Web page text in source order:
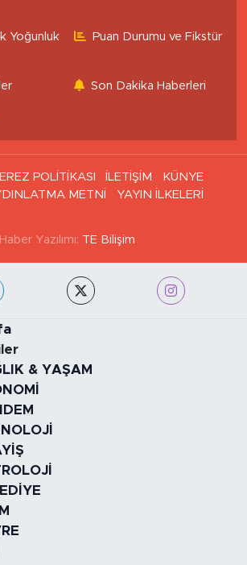
Yoğunluk
Puan Durumu ve Fikstür
Son Dakika Haberleri
POLİTİKASI İLETİŞİM
KÜNYE
METNİ
YAYIN İLKELERİ
Haber Yazılımı: TE Bilişim
& YAŞAM